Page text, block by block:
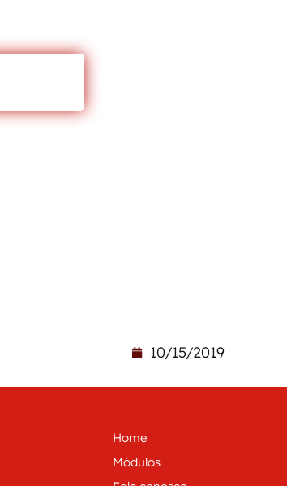
10/15/2019
Home
Módulos